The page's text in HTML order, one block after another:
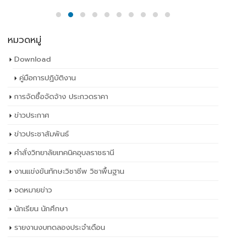
หมวดหมู่
Download
คู่มือการปฏิบัติงาน
การจัดซื้อจัดจ้าง ประกวดราคา
ข่าวประกาศ
ข่าวประชาสัมพันธ์
คำสั่งวิทยาลัยเทคนิคอุบลราชธานี
งานแข่งขันทักษะวิชาชีพ วิชาพื้นฐาน
จดหมายข่าว
นักเรียน นักศึกษา
รายงานงบทดลองประจำเดือน